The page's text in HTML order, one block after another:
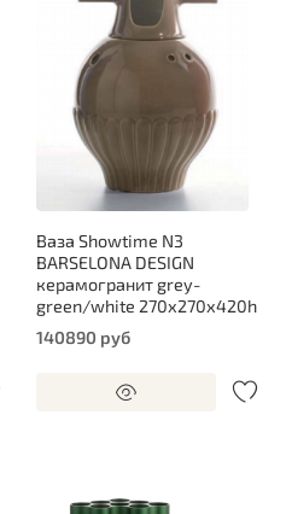
Ваза Showtime N3
BARSELONA DESIGN
керамогранит grey-
green/white 270х270х420h
140890 руб